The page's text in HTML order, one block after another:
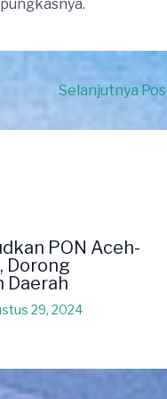
Selanjutnya Pos
PON Aceh-
Dorong
Daerah
29, 2024